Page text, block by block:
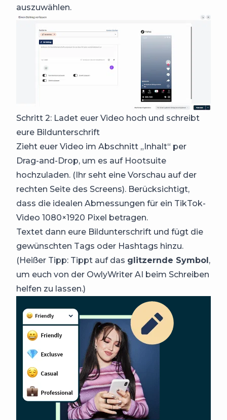
auszuwählen.
Schritt 2: Ladet euer Video hoch und schreibt
eure Bildunterschrift
Zieht euer Video im Abschnitt „Inhalt“ per
Drag-and-Drop, um es auf Hootsuite
hochzuladen. (Ihr seht eine Vorschau auf der
rechten Seite des Screens). Berücksichtigt,
dass die idealen Abmessungen für ein TikTok-
Video 1080×1920 Pixel betragen.
Textet dann eure Bildunterschrift und fügt die
gewünschten Tags oder Hashtags hinzu.
(Heißer Tipp: Tippt auf das glitzernde Symbol,
um euch von der OwlyWriter AI beim Schreiben
helfen zu lassen.)